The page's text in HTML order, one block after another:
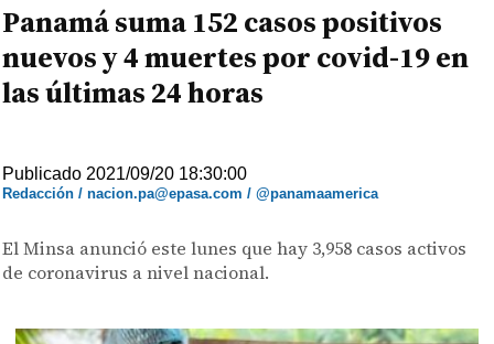
Panamá suma 152 casos positivos
nuevos y 4 muertes por covid-19 en
las últimas 24 horas
Publicado 2021/09/20 18:30:00
Redacción / nacion.pa@epasa.com / @panamaamerica
El Minsa anunció este lunes que hay 3,958 casos activos
de coronavirus a nivel nacional.